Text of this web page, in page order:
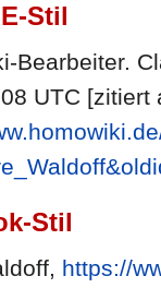
Stil
Bearbeiter.
UTC [zitiert
Stil
https://